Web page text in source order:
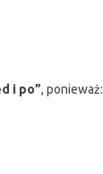
i po”, ponieważ: